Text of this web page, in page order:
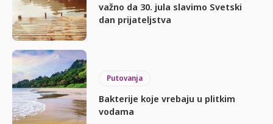
važno da 30. jula slavimo Svetski
dan prijateljstva
Putovanja
Bakterije koje vrebaju u plitkim
vodama